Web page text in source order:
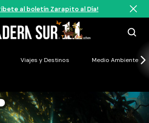
al boletín Zarapito al Día!
Viajes y Destinos Medio Ambiente